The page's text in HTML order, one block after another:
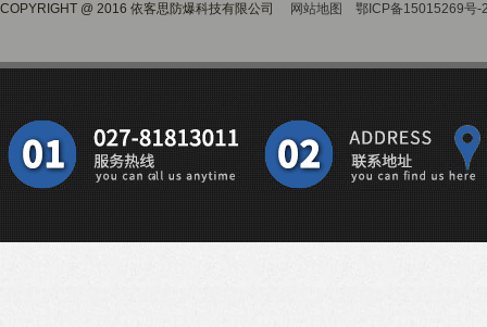
COPYRIGHT @ 2016 依客思防爆科技有限公司 网站地图 鄂ICP备15015269号-